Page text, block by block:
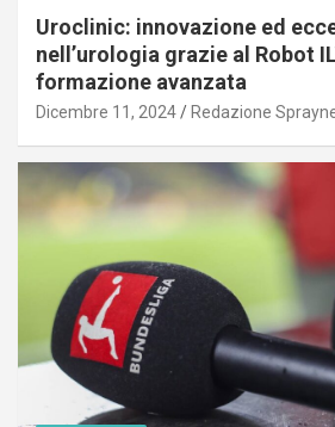
Uroclinic: innovazione ed
nell’urologia grazie al Robot
formazione avanzata
Dicembre 11, 2024 Redazione